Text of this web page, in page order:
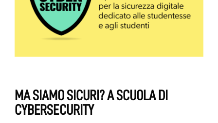
MA SIAMO SICURI? A SCUOLA DI
CYBERSECURITY